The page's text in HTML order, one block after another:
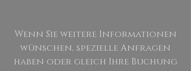
Wenn Sie weitere Informationen
wünschen, spezielle Anfragen
haben oder gleich Ihre Buchung